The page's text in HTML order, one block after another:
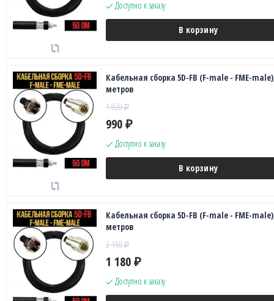
Доступно к заказу
В корзину
Кабельная сборка 5D-FB (F-male - FME-
метров
1 820₽
990 ₽
Доступно к заказу
В корзину
Кабельная сборка 5D-FB (F-male - FME-
метров
2 150₽
1 180 ₽
Доступно к заказу